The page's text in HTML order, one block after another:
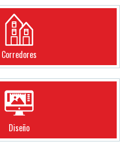
Corredores
Diseño